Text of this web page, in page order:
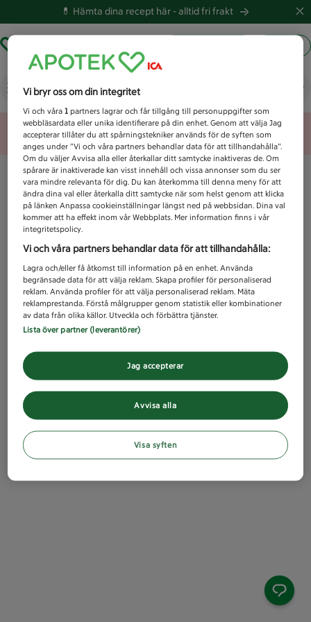
💊 Hämta dina recept här -alltid fri frakt
Vad letar du efter idag?
Unknown error
Vi bryr oss om din integritet
Vi och våra1 partners lagrar och får tillgång till personuppgifter som
webbläsardata eller unika identifierare på din enhet. Genom att välja Jag
accepterar tillåter du att spårningstekniker används för de syften som
anges under ”Vi och våra partners behandlar data för att tillhandahålla”.
Om du väljer Avvisa alla eller återkallar ditt samtycke inaktiveras de. Om
spårare är inaktiverade kan visst innehåll och vissa annonser som du ser
vara mindre relevanta för dig. Du kan återkomma till denna meny för att
ändra dina val eller återkalla ditt samtycke när som helst genom att klicka
på länken Anpassa cookieinställningar längst ned på webbsidan. Dina val
kommer att ha effekt inom vår Webbplats. Mer information finns i vår
integritetspolicy.
Vi och våra partners behandlar data för att tillhandahålla:
Lagra och/eller få åtkomst till information på en enhet. Använda
begränsade data för att välja reklam. Skapa profiler för personaliserad
reklam. Använda profiler för att välja personaliserad reklam. Mäta
reklamprestanda. Förstå målgrupper genom statistik eller kombinationer
av data från olika källor. Utveckla och förbättra tjänster.
Lista över partner (leverantörer)
Avvisa alla
Jag accepterar
Visa syften